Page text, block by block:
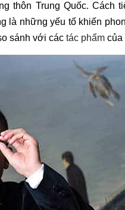
thôn Trung Quốc. Cách
là những yếu tố khiến
sánh với các tác phẩm của